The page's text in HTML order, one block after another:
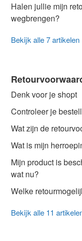
Halen jullie mijn
wegbrengen?
Bekijk alle 7 artikelen
Denk voor je shopt
Controleer je
Wat zijn de
Wat is mijn
Mijn product is
wat nu?
Welke
Bekijk alle 11